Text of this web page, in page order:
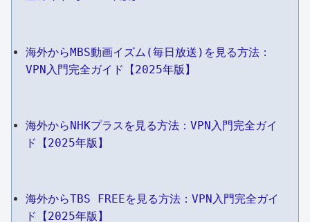
海外からMBS動画イズム(毎日放送)を見る方法：
VPN入門完全ガイド【2025年版】
海外からNHKプラスを見る方法：VPN入門完全ガイ
ド【2025年版】
海外からTBS FREEを見る方法：VPN入門完全ガイ
ド【2025年版】